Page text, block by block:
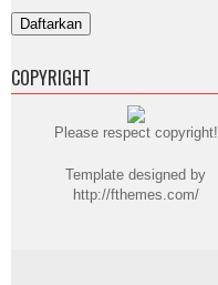
COPYRIGHT
Please respect copyright!
Template designed by
http://fthemes.com/